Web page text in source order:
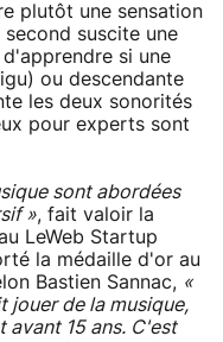
plutôt une sensation
second suscite une
d'apprendre si une
ou descendante
les deux sonorités
pour experts sont
sont abordées
», fait valoir la
LeWeb Startup
la médaille d'or au
Bastien Sannac, «
jouer de la musique,
avant 15 ans. C'est